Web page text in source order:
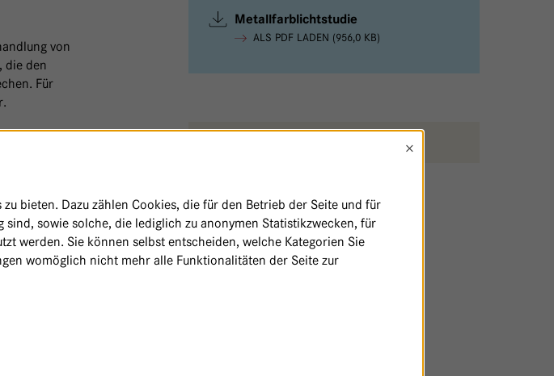
von
die den
Für
Arzt mit
Patienten,
der
die
nehmen
dort mit
Patienten
die
Metallfarblichtstudie
ALS PDF LADEN (956,0 KB)
×
bieten. Dazu zählen Cookies, die für den Betrieb der Seite und für
sowie solche, die lediglich zu anonymen Statistikzwecken, für
werden. Sie können selbst entscheiden, welche Kategorien Sie
womöglich nicht mehr alle Funktionalitäten der Seite zur